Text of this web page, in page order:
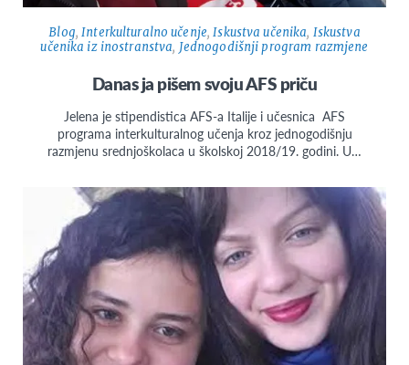
Blog,Interkulturalno učenje,Iskustva učenika, Iskustva
učenika iz inostranstva, Jednogodišnji program razmjene
Danas ja pišem svoju AFS priču
Jelena je stipendistica AFS-a Italije i učesnica AFS
programa interkulturalnog učenja kroz jednogodišnju
razmjenu srednjoškolaca u školskoj 2018/19. godini. U…